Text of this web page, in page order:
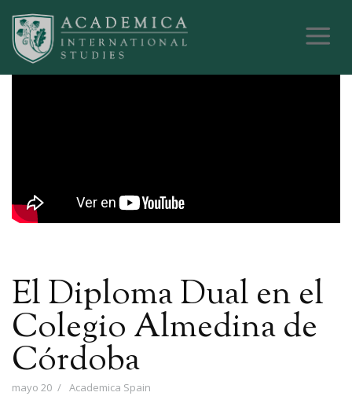
El Diploma Dual en el
Colegio Almedina de
Córdoba
mayo 20 Academica Spain